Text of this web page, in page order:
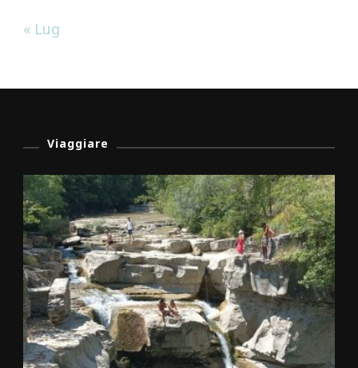
« Lug
Viaggiare